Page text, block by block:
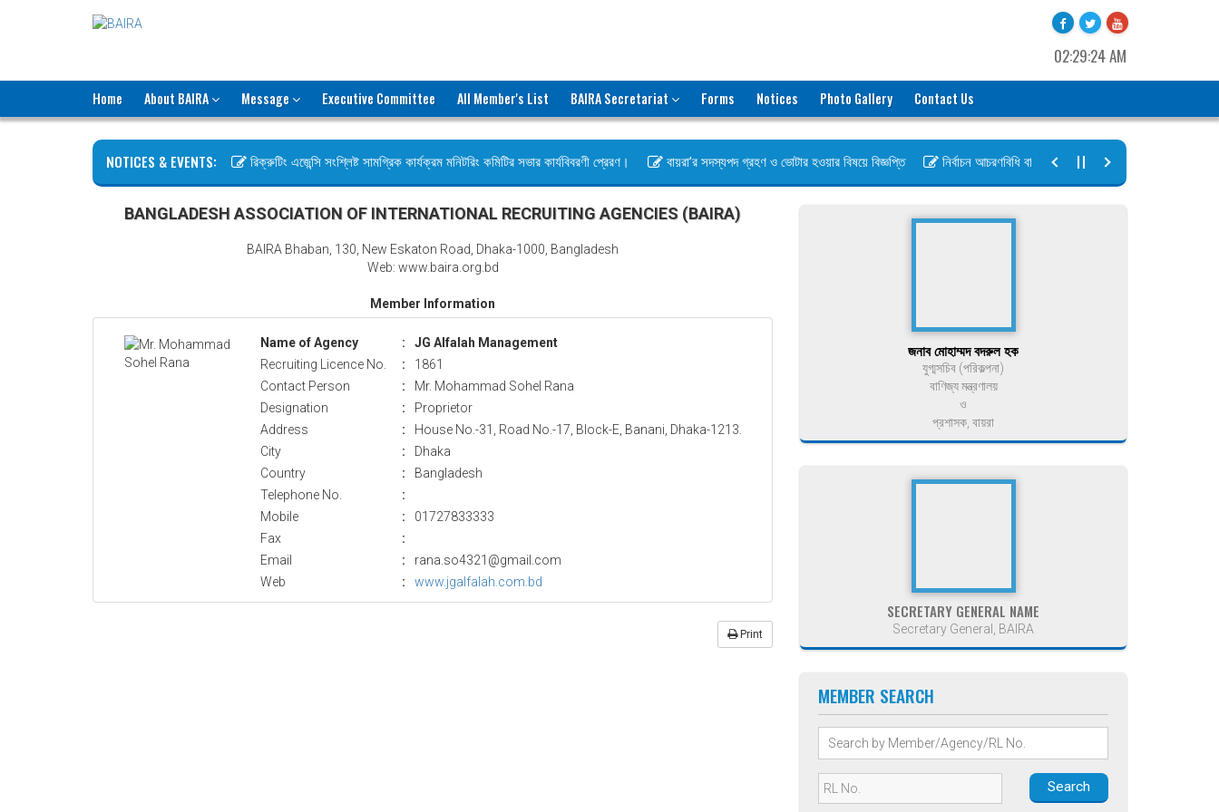
02:29:24 AM
Home About BAIRA Message Executive Committee All Member's List BAIRA Secretariat Forms Notices Photo Gallery Contact Us
NOTICES & EVENTS: রিক্রুটিং এজেন্সি সংশ্লিষ্ট সামগ্রিক কার্যক্রম মনিটরিং কমিটির সভার কার্যবিবরণী প্রেরণ। বায়রা’র সদস্যপদ গ্রহণ ও ভোটার হওয়ার বিষয়ে বিজ্ঞপ্তি নির্বাচন আচরণবিধি বায়রা ২০২৬-২০২৮
BANGLADESH ASSOCIATION OF INTERNATIONAL RECRUITING AGENCIES (BAIRA)
BAIRA Bhaban, 130, New Eskaton Road, Dhaka-1000, Bangladesh
Web: www.baira.org.bd
Member Information
Name of Agency :
JG Alfalah Management
Recruiting Licence No.
:
1861
Contact Person
:
Mr. Mohammad Sohel Rana
Designation
:
Proprietor
Address
:
House No.-31, Road No.-17, Block-E, Banani, Dhaka-1213.
City
:
Dhaka
Country
:
Bangladesh
Telephone No.
:
Mobile
:
01727833333
Fax
:
Email
:
rana.so4321@gmail.com
Web
: www.jgalfalah.com.bd
Print
জনাব মোহাম্মদ বদরুল হক
যুগ্মসচিব (পরিকল্পনা)
বাণিজ্য মন্ত্রণালয়
ও
প্রশাসক, বায়রা
SECRETARY GENERAL NAME
Secretary General, BAIRA
MEMBER SEARCH
Search